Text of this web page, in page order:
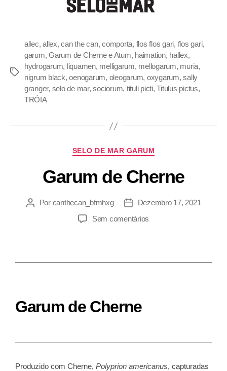
allec,allex,can the can,comporta, flos flos gari, flos gari,
garum,Garum de Cherne e Atum, haimation, hallex,
hydrogarum, liquamen, melligarum, mellogarum, muria,
nigrum black,oenogarum, oleogarum, oxygarum,sally
granger, selo de mar,sociorum, tituli picti,Titulus pictus,
TRÓIA
SELO DE MAR GARUM
Garum de Cherne
Por canthecan_bfmhxg
Dezembro 17, 2021
Sem comentários
Garum de Cherne
Produzido com Cherne, Polyprion americanus, capturadas